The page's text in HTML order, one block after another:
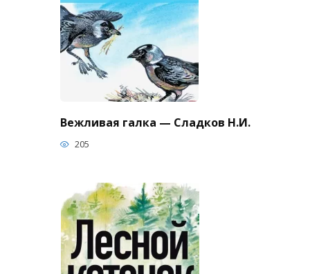
Вежливая галка — Сладков Н.И.
205